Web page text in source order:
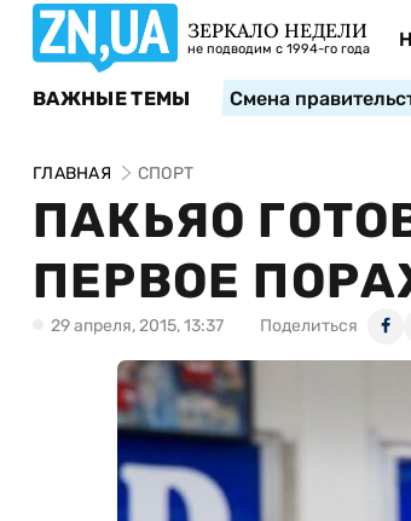
ЗЕРКАЛО НЕДЕЛИ
не подводим с 1994-го года
ВАЖНЫЕ ТЕМЫ Смена
ГЛАВНАЯ СПОРТ
ПАКЬЯО
ПЕРВОЕ
29 апреля, 2015, 13:37 Поделиться